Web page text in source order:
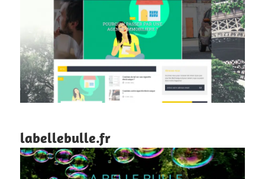
labellebulle.fr